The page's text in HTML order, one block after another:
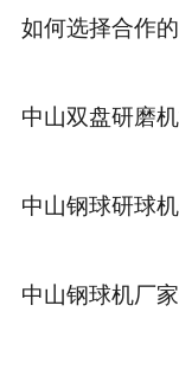
如何选择合作
中山钢球研球